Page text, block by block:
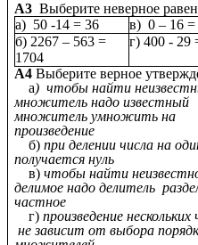
А3 Выберите неверное
а) 50 -14 = 36
в) 0 – 16 =
б) 2267 – 563 =
1704
г) 400 - 29
А4 Выберите верное
а) чтобы найти
множитель надо известный
множитель умножить на
произведение
б)при делении числа на
получается нуль
в)чтобы найти
делимое надо делитель
частное
г)произведение нескольких
не зависит от выбора